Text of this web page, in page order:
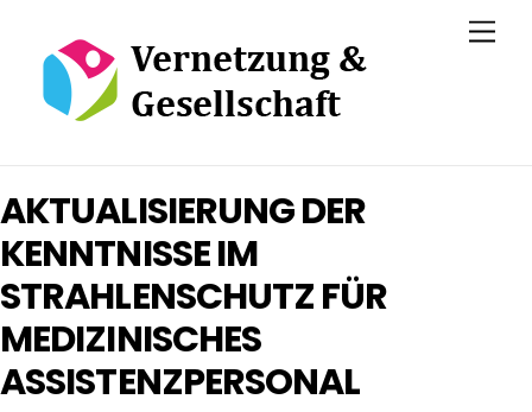
content
AKTUALISIERUNG DER
KENNTNISSE IM
STRAHLENSCHUTZ FÜR
MEDIZINISCHES
ASSISTENZPERSONAL